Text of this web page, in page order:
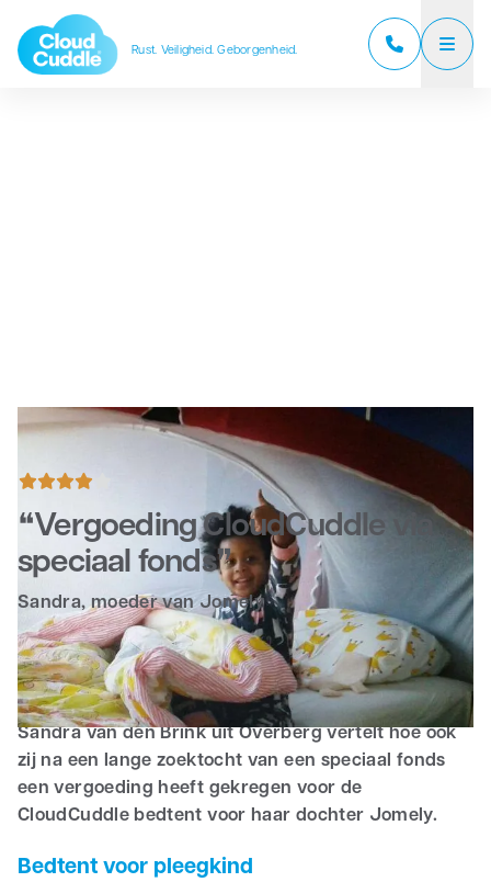
Rust. Veiligheid. Geborgenheid.
Nieuws
Contact
Zakelijk
Vergoeding CloudCuddle via
speciaal fonds
Sandra, moeder van Jomely
Vergoeding van de bedtent voor Jomely via
speciaal fonds WSG-Groep
Sandra van den Brink uit Overberg vertelt hoe ook
zij na een lange zoektocht van een speciaal fonds
een vergoeding heeft gekregen voor de
CloudCuddle bedtent voor haar dochter Jomely.
Bedtent voor pleegkind